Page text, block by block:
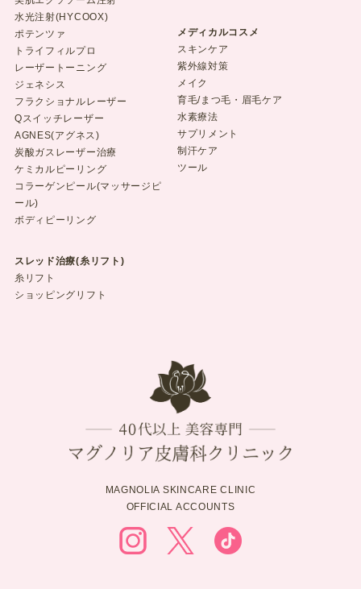
水光注射(HYCOOX)
ポテンツァ
トライフィルプロ
レーザートーニング
ジェネシス
フラクショナルレーザー
Qスイッチレーザー
AGNES(アグネス)
炭酸ガスレーザー治療
ケミカルピーリング
コラーゲンピール(マッサージピ
ール)
ボディピーリング
スレッド治療(糸リフト)
糸リフト
ショッピングリフト
メディカルコスメ
スキンケア
紫外線対策
メイク
育毛/まつ毛・眉毛ケア
水素療法
サプリメント
制汗ケア
ツール
MAGNOLIA SKINCARE CLINIC
OFFICIAL ACCOUNTS